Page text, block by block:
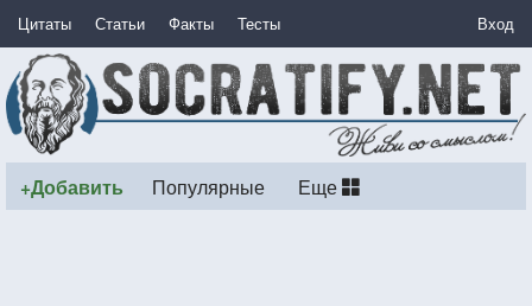
Цитаты Статьи Факты Тесты Вход
+Добавить Популярные Еще